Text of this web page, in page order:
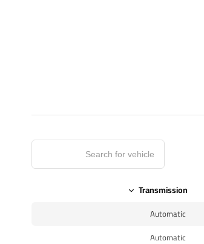
Transmission
Automatic
Automatic